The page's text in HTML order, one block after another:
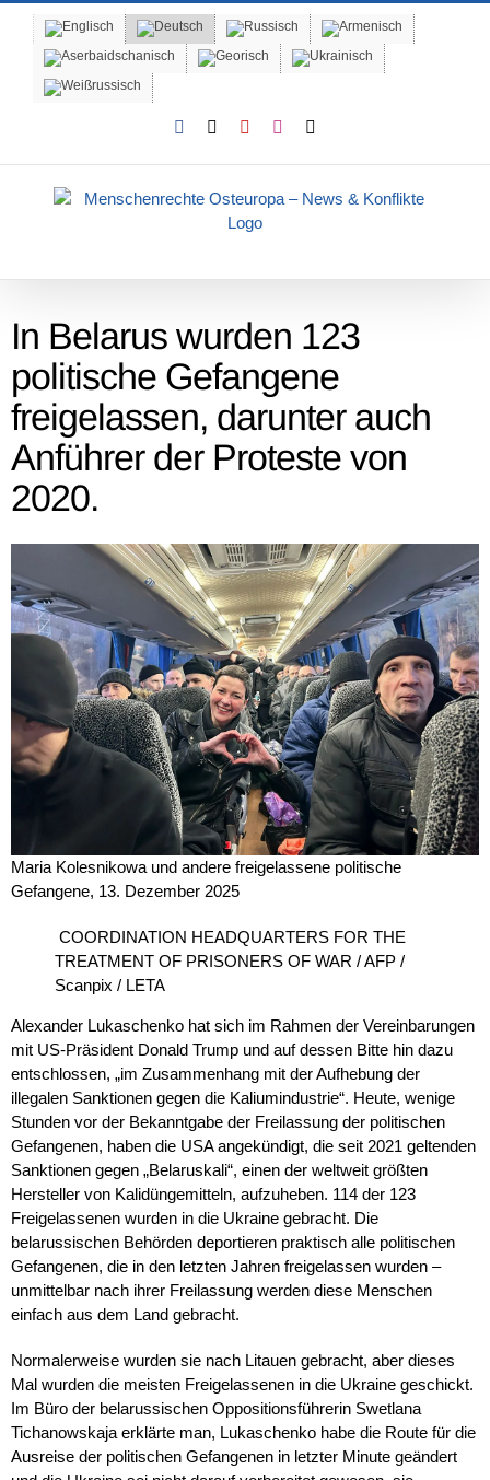
content
Facebook YouTubeInstagram
In Belarus wurden 123
politische Gefangene
freigelassen, darunter auch
Anführer der Proteste von
2020.
Maria Kolesnikowa und andere freigelassene politische
Gefangene, 13. Dezember 2025
COORDINATION HEADQUARTERS FOR THE
TREATMENT OF PRISONERS OF WAR / AFP /
Scanpix / LETA
Alexander Lukaschenko hat sich im Rahmen der Vereinbarungen
mit US-Präsident Donald Trump und auf dessen Bitte hin dazu
entschlossen, „im Zusammenhang mit der Aufhebung der
illegalen Sanktionen gegen die Kaliumindustrie“. Heute, wenige
Stunden vor der Bekanntgabe der Freilassung der politischen
Gefangenen, haben die USA angekündigt, die seit 2021 geltenden
Sanktionen gegen „Belaruskali“, einen der weltweit größten
Hersteller von Kalidüngemitteln, aufzuheben. 114 der 123
Freigelassenen wurden in die Ukraine gebracht. Die
belarussischen Behörden deportieren praktisch alle politischen
Gefangenen, die in den letzten Jahren freigelassen wurden –
unmittelbar nach ihrer Freilassung werden diese Menschen
einfach aus dem Land gebracht.
Normalerweise wurden sie nach Litauen gebracht, aber dieses
Mal wurden die meisten Freigelassenen in die Ukraine geschickt.
Im Büro der belarussischen Oppositionsführerin Swetlana
Tichanowskaja erklärte man, Lukaschenko habe die Route für die
Ausreise der politischen Gefangenen in letzter Minute geändert